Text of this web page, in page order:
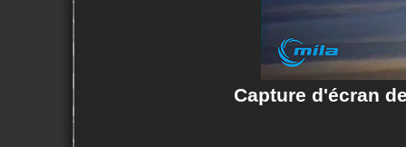
Capture d'écran